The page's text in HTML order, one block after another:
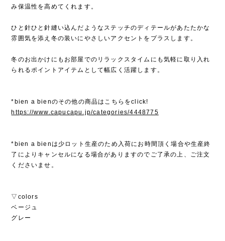
み保温性を高めてくれます。
ひと針ひと針縫い込んだようなステッチのディテールがあたたかな
雰囲気を添え冬の装いにやさしいアクセントをプラスします。
冬のお出かけにもお部屋でのリラックスタイムにも気軽に取り入れ
られるポイントアイテムとして幅広く活躍します。
*bien a bienのその他の商品はこちらをclick!
https://www.capucapu.jp/categories/4448775
*bien a bienは少ロット生産のため入荷にお時間頂く場合や生産終
了によりキャンセルになる場合がありますのでご了承の上、ご注文
くださいませ。
▽colors
ベージュ
グレー